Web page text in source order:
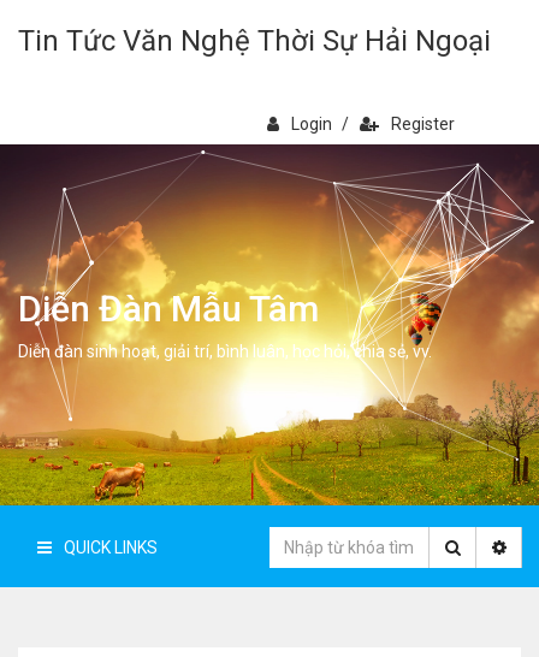
Tin Tức Văn Nghệ Thời Sự Hải Ngoại
Login / Register
Diễn Đàn Mẫu Tâm
Diễn đàn sinh hoạt, giải trí, bình luân, học hỏi, chia sẻ, vv.
QUICK LINKS